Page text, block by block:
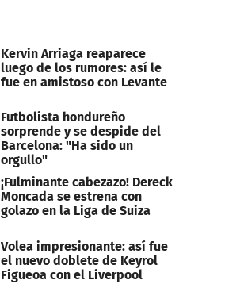
Kervin Arriaga reaparece
luego de los rumores: así le
fue en amistoso con Levante
Futbolista hondureño
sorprende y se despide del
Barcelona: "Ha sido un
orgullo"
¡Fulminante cabezazo! Dereck
Moncada se estrena con
golazo en la Liga de Suiza
Volea impresionante: así fue
el nuevo doblete de Keyrol
Figueoa con el Liverpool